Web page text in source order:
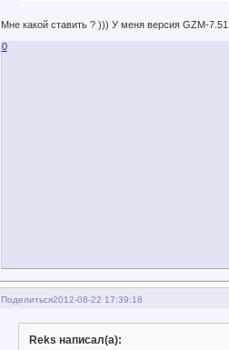
Мне какой ставить ? ))) У меня версия GZM-7.51
0
Поделиться2012-08-22 17:39:18
Reks написал(а):